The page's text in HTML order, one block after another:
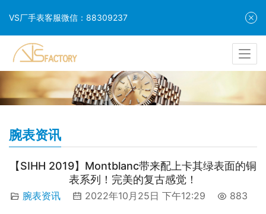
腕表资讯
【SIHH 2019】Montblanc带来配上卡其绿表面的铜
表系列！完美的复古感觉！
腕表资讯 2022年10月25日 下午12:29 883
VS厂手表客服微信：88309237